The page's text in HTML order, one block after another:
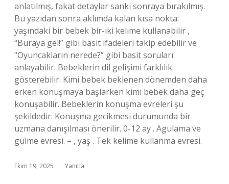
anlatılmış, fakat detaylar sanki sonraya bırakılmış.
Bu yazıdan sonra aklımda kalan kısa nokta:
yaşındaki bir bebek bir-iki kelime kullanabilir ,
“Buraya gel!” gibi basit ifadeleri takip edebilir ve
“Oyuncakların nerede?” gibi basit soruları
anlayabilir. Bebeklerin dil gelişimi farklılık
gösterebilir. Kimi bebek beklenen dönemden daha
erken konuşmaya başlarken kimi bebek daha geç
konuşabilir. Bebeklerin konuşma evreleri şu
şekildedir: Konuşma gecikmesi durumunda bir
uzmana danışılması önerilir. 0-12 ay . Agulama ve
gülme evresi. – , yaş . Tek kelime kullanma evresi.
Ekim 19, 2025 Yanıtla